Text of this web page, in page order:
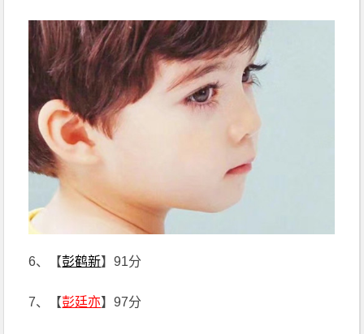
6、【彭鹤新】91分
7、【彭廷亦】97分